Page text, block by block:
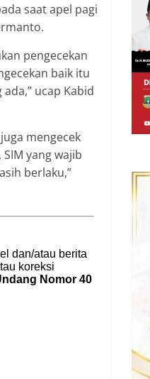
saat apel pagi
pengecekan
baik itu
ucap Kabid
mengecek
yang wajib
berlaku,”